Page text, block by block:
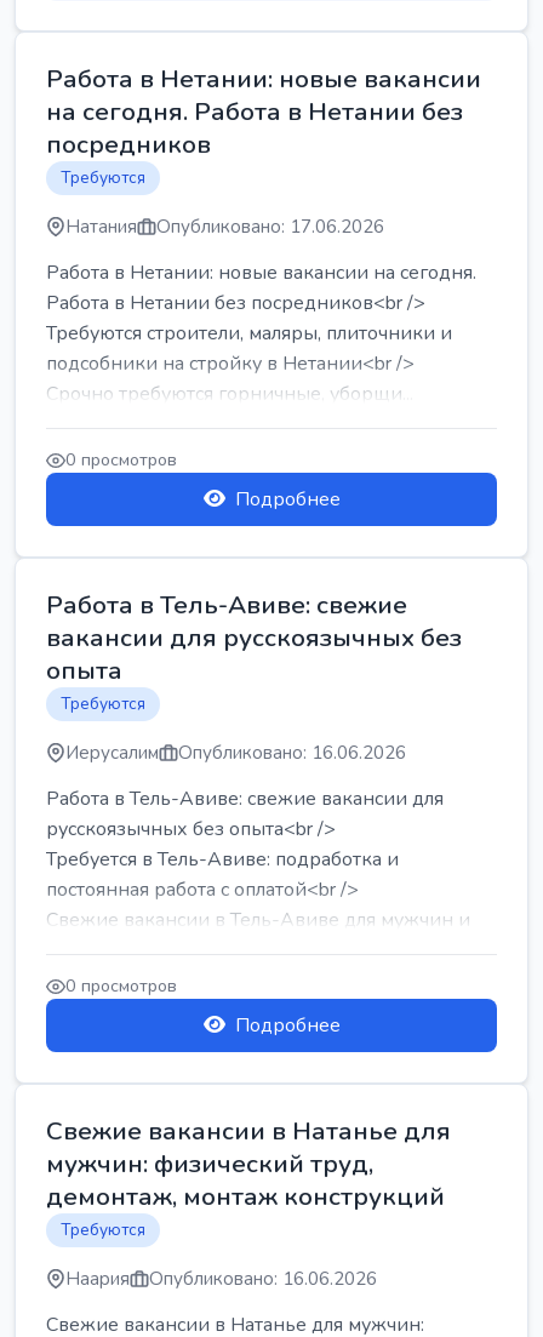
Работа в Нетании: новые вакансии
на сегодня. Работа в Нетании без
посредников
Требуются
Натания Опубликовано: 17.06.2026
Работа в Нетании: новые вакансии на сегодня.
Работа в Нетании без посредников<br />
Требуются строители, маляры, плиточники и
подсобники на стройку в Нетании<br />
Срочно требуются горничные, уборщи...
0 просмотров
Подробнее
Работа в Тель-Авиве: свежие
вакансии для русскоязычных без
опыта
Требуются
Иерусалим Опубликовано: 16.06.2026
Работа в Тель-Авиве: свежие вакансии для
русскоязычных без опыта<br />
Требуется в Тель-Авиве: подработка и
постоянная работа с оплатой<br />
Свежие вакансии в Тель-Авиве для мужчин и
женщин от хозя...
0 просмотров
Подробнее
Свежие вакансии в Натанье для
мужчин: физический труд,
демонтаж, монтаж конструкций
Требуются
Наария Опубликовано: 16.06.2026
Свежие вакансии в Натанье для мужчин: